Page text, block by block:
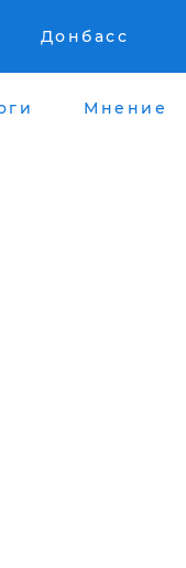
Донбасс
Мнение